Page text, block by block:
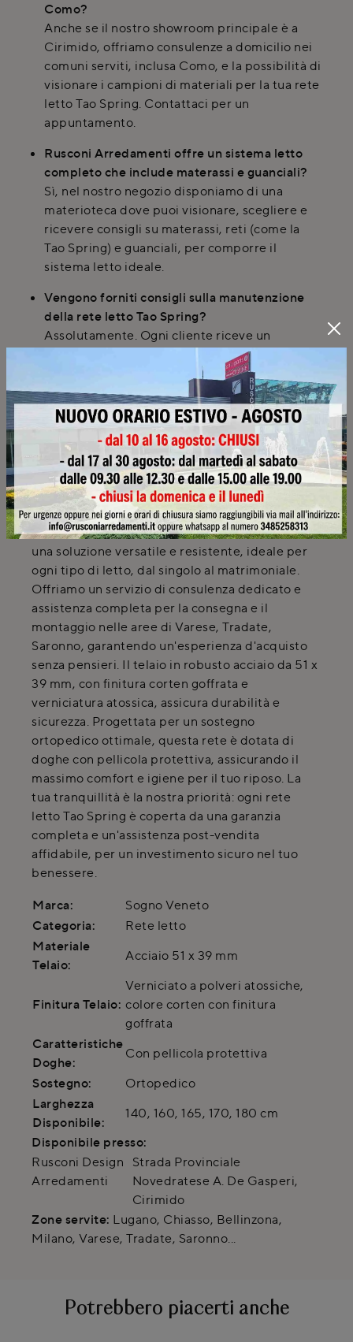
Como?
Anche se il nostro showroom principale è a
Cirimido, offriamo consulenze a domicilio nei
comuni serviti, inclusa Como, e la possibilità di
visionare i campioni di materiali per la tua rete
letto Tao Spring. Contattaci per un
appuntamento.
Rusconi Arredamenti offre un sistema letto
completo che include materassi e guanciali?
Sì, nel nostro negozio disponiamo di una
materioteca dove puoi visionare, scegliere e
ricevere consigli su materassi, reti (come la
Tao Spring) e guanciali, per comporre il
sistema letto ideale.
Vengono forniti consigli sulla manutenzione
della rete letto Tao Spring?
Assolutamente. Ogni cliente riceve un
manuale di manutenzione e cura per i mobili
acquistati, inclusa la rete letto Tao Spring.
Offriamo anche la possibilità di un'estensione
di garanzia per una maggiore tranquillità.
SCHEDA TECNICA
Tao Spring
Scopri la rete letto Tao Spring di Sogno Veneto,
una soluzione versatile e resistente, ideale per
ogni tipo di letto, dal singolo al matrimoniale.
Offriamo un servizio di consulenza dedicato e
assistenza completa per la consegna e il
montaggio nelle aree di Varese, Tradate,
Saronno, garantendo un'esperienza d'acquisto
senza pensieri. Il telaio in robusto acciaio da 51 x
39 mm, con finitura corten goffrata e
verniciatura atossica, assicura durabilità e
sicurezza. Progettata per un sostegno
ortopedico ottimale, questa rete è dotata di
doghe con pellicola protettiva, assicurando il
massimo comfort e igiene per il tuo riposo. La
tua tranquillità è la nostra priorità: ogni rete
letto Tao Spring è coperta da una garanzia
completa e un'assistenza post-vendita
affidabile, per un investimento sicuro nel tuo
benessere.
Marca:
Sogno Veneto
Categoria:
Rete letto
Materiale
Telaio:
Acciaio 51 x 39 mm
Finitura Telaio:
Verniciato a polveri atossiche,
colore corten con finitura
goffrata
Caratteristiche
Doghe:
Con pellicola protettiva
Sostegno:
Ortopedico
Larghezza
Disponibile:
140, 160, 165, 170, 180 cm
Disponibile presso:
Rusconi Design
Arredamenti
Strada Provinciale
Novedratese A. De Gasperi,
Cirimido
Zone servite: Lugano, Chiasso, Bellinzona,
Milano, Varese, Tradate, Saronno...
Potrebbero piacerti anche